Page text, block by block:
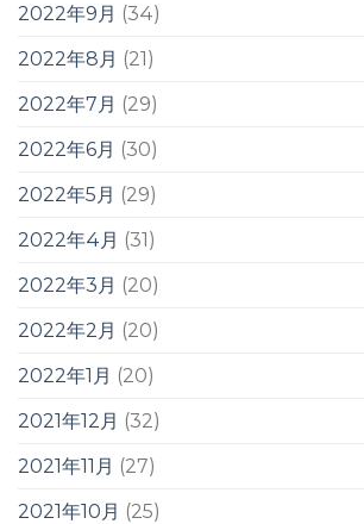
2022年9月 (34)
2022年8月 (21)
2022年7月 (29)
2022年6月 (30)
2022年5月 (29)
2022年4月 (31)
2022年3月 (20)
2022年2月 (20)
2022年1月 (20)
2021年12月 (32)
2021年11月 (27)
2021年10月 (25)